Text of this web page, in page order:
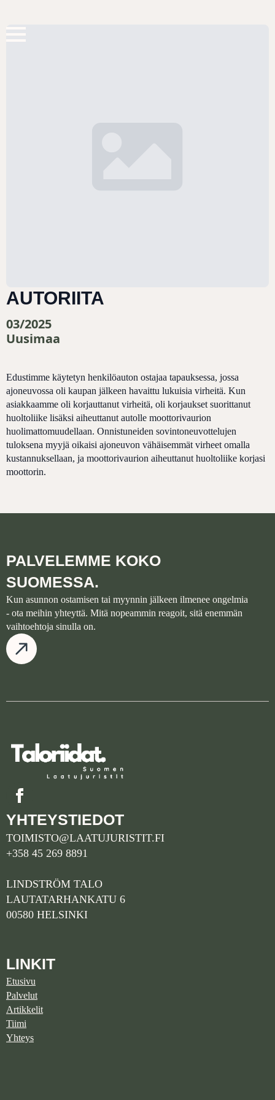
AUTORIITA
03/2025
Uusimaa
Edustimme käytetyn henkilöauton ostajaa tapauksessa, jossa
ajoneuvossa oli kaupan jälkeen havaittu lukuisia virheitä. Kun
asiakkaamme oli korjauttanut virheitä, oli korjaukset suorittanut
huoltoliike lisäksi aiheuttanut autolle moottorivaurion
huolimattomuudellaan. Onnistuneiden sovintoneuvottelujen
tuloksena myyjä oikaisi ajoneuvon vähäisemmät virheet omalla
kustannuksellaan, ja moottorivaurion aiheuttanut huoltoliike korjasi
moottorin.
PALVELEMME KOKO
SUOMESSA.
Kun asunnon ostamisen tai myynnin jälkeen ilmenee ongelmia
- ota meihin yhteyttä. Mitä nopeammin reagoit, sitä enemmän
vaihtoehtoja sinulla on.
YHTEYSTIEDOT
TOIMISTO@LAATUJURISTIT.FI
+358 45 269 8891
LINDSTRÖM TALO
LAUTATARHANKATU 6
00580 HELSINKI
LINKIT
Etusivu
Palvelut
Artikkelit
Tiimi
Yhteys